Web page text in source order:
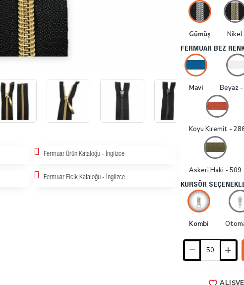
Fermuar Ürün Kataloğu - İngiizce
Fermuar Elcik Kataloğu - İngiizce
Gümüş Nikel
FERMUAR BEZ
Mavi Beyaz
Koyu Kiremit -
Askeri Haki - 509
KURSÖR
Kombi